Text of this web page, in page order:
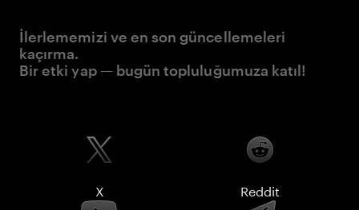
İlerlememizi ve en son güncellemeleri
kaçırma.
Bir etki yap — bugün topluluğumuza katıl!
X Reddit